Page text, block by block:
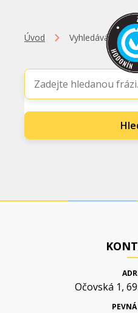
Úvod Vyhledávání
Očovská 1,